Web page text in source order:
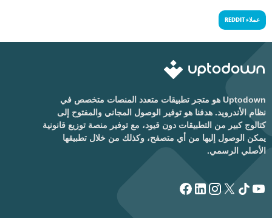
عملاء REDDIT
Uptodown هو متجر تطبيقات متعدد المنصات متخصص في
نظام الأندرويد. هدفنا هو توفير الوصول المجاني والمفتوح إلى
كتالوج كبير من التطبيقات دون قيود، مع توفير منصة توزيع قانونية
يمكن الوصول إليها من أي متصفح، وكذلك من خلال تطبيقها
الأصلي الرسمي.